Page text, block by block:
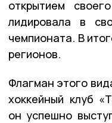
открытием
лидировала в
чемпионата. В
регионов.
Флагман этого
хоккейный клуб
он успешно